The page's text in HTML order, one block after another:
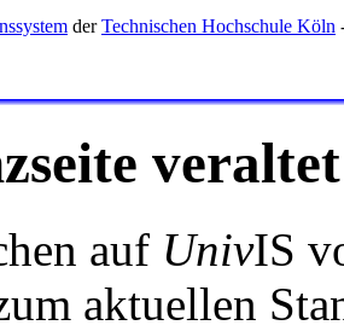
derTechnischen Hochschule Köln
veraltet
auf UnivIS
aktuellen